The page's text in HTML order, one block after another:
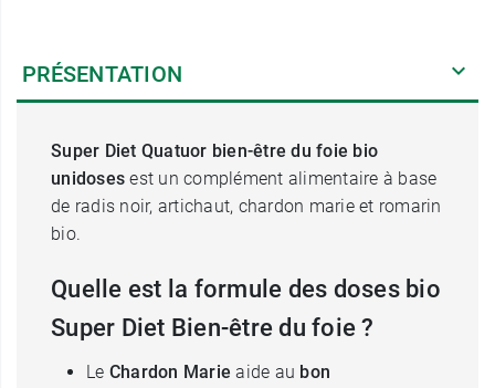
PRÉSENTATION
Super Diet Quatuor bien-être du foie bio
unidosesest un complément alimentaire à base
de radis noir, artichaut, chardon marie et romarin
bio.
Quelle est la formule des doses bio
Super Diet Bien-être du foie ?
Le Chardon Marie aide au bon